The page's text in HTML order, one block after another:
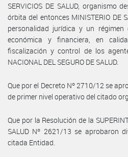
SERVICIOS DE SALUD, organismo
órbita del entonces MINISTERIO DE
personalidad jurídica y un régimen
económica y financiera, en
fiscalización y control de los
NACIONAL DEL SEGURO DE SALUD.
Que por el Decreto Nº 2710/12 se
de primer nivel operativo del citado
Que por la Resolución de la
SALUD Nº 2621/13 se aprobaron
citada Entidad.